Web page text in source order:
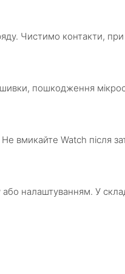
Чистимо контакти,
пошкодження
Watch
налаштуванням. У